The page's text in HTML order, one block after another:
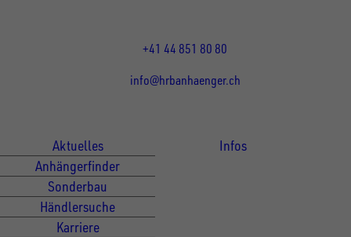
+41 44 851 80 80
info@hrbanhaenger.ch
Aktuelles
Anhängerfinder
Sonderbau
Händlersuche
Karriere
Infos